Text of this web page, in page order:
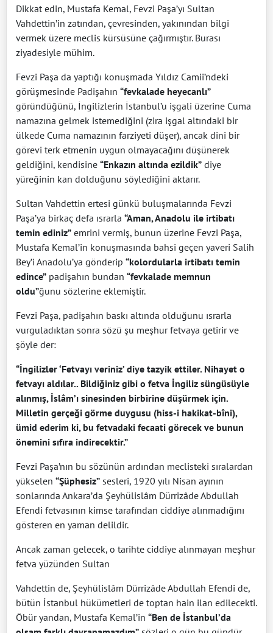
Dikkat edin, Mustafa Kemal, Fevzi Paşa’yı Sultan
Vahdettin’in zatından, çevresinden, yakınından bilgi
vermek üzere meclis kürsüsüne çağırmıştır. Burası
ziyadesiyle mühim.
Fevzi Paşa da yaptığı konuşmada Yıldız Camii’ndeki
görüşmesinde Padişahın “fevkalade heyecanlı”
göründüğünü, İngilizlerin İstanbul’u işgali üzerine Cuma
namazına gelmek istemediğini (zira işgal altındaki bir
ülkede Cuma namazının farziyeti düşer), ancak dinî bir
görevi terk etmenin uygun olmayacağını düşünerek
geldiğini, kendisine “Enkazın altında ezildik” diye
yüreğinin kan dolduğunu söylediğini aktarır.
Sultan Vahdettin ertesi günkü buluşmalarında Fevzi
Paşa’ya birkaç defa ısrarla “Aman, Anadolu ile irtibatı
temin ediniz” emrini vermiş, bunun üzerine Fevzi Paşa,
Mustafa Kemal’in konuşmasında bahsi geçen yaveri Salih
Bey’i Anadolu’ya gönderip “kolordularla irtibatı temin
edince” padişahın bundan “fevkalade memnun
oldu”ğunu sözlerine eklemiştir.
Fevzi Paşa, padişahın baskı altında olduğunu ısrarla
vurguladıktan sonra sözü şu meşhur fetvaya getirir ve
şöyle der:
“İngilizler ‘Fetvayı veriniz’ diye tazyik ettiler. Nihayet o
fetvayı aldılar.. Bildiğiniz gibi o fetva İngiliz süngüsüyle
alınmış, İslâm’ı sinesinden birbirine düşürmek için.
Milletin gerçeği görme duygusu (hiss-i hakikat-bîni),
ümid ederim ki, bu fetvadaki fecaati görecek ve bunun
önemini sıfıra indirecektir.”
Fevzi Paşa’nın bu sözünün ardından meclisteki sıralardan
yükselen “Şüphesiz” sesleri, 1920 yılı Nisan ayının
sonlarında Ankara’da Şeyhülislâm Dürrizâde Abdullah
Efendi fetvasının kimse tarafından ciddiye alınmadığını
gösteren en yaman delildir.
Ancak zaman gelecek, o tarihte ciddiye alınmayan meşhur
fetva yüzünden Sultan
Vahdettin de, Şeyhülislâm Dürrizâde Abdullah Efendi de,
bütün İstanbul hükümetleri de toptan hain ilan edilecekti.
Öbür yandan, Mustafa Kemal’in “Ben de İstanbul’da